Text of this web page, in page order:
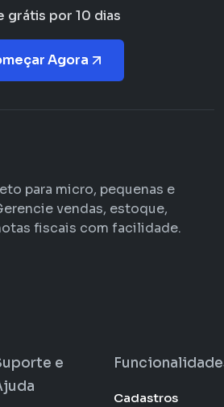
grátis por 10 dias
Agora
para micro, pequenas e
vendas, estoque,
fiscais com facilidade.
e
Cadastros